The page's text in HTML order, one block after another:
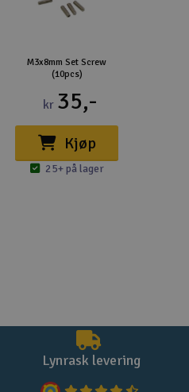
M3x8mm Set Screw
(10pcs)
kr 35,-
Kjøp
25+ på lager
Lynrask levering